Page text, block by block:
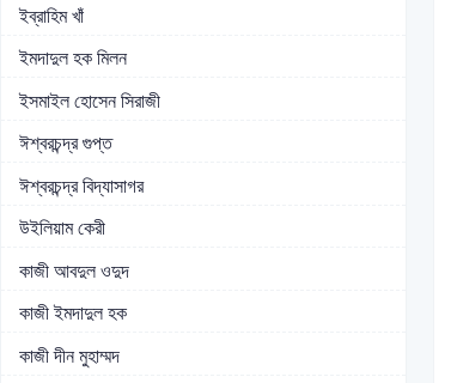
ইব্রাহিম খাঁ
ইমদাদুল হক মিলন
ইসমাইল হোসেন সিরাজী
ঈশ্বরচন্দ্র গুপ্ত
ঈশ্বরচন্দ্র বিদ্যাসাগর
উইলিয়াম কেরী
কাজী আবদুল ওদুদ
কাজী ইমদাদুল হক
কাজী দীন মুহাম্মদ